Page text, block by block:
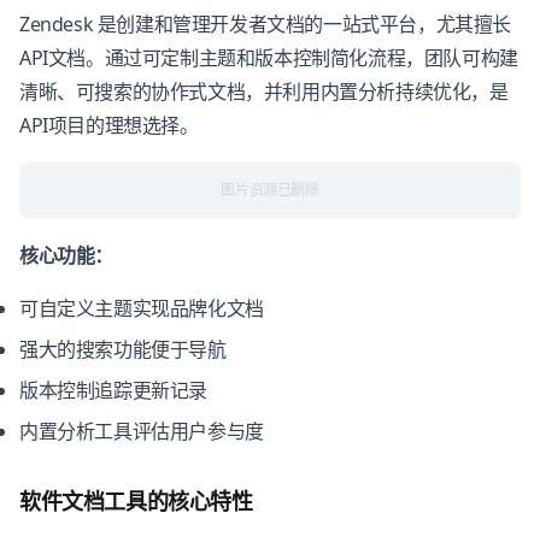
Zendesk 是创建和管理开发者文档的一站式平台，尤其擅长
API文档。通过可定制主题和版本控制简化流程，团队可构建
清晰、可搜索的协作式文档，并利用内置分析持续优化，是
API项目的理想选择。
图片资源已删除
核心功能：
可自定义主题实现品牌化文档
强大的搜索功能便于导航
版本控制追踪更新记录
内置分析工具评估用户参与度
软件文档工具的核心特性